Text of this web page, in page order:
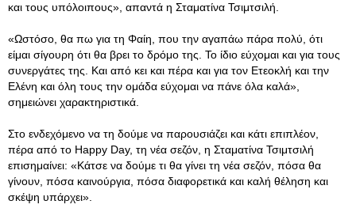
και τους υπόλοιπους», απαντά η Σταματίνα Τσιμτσιλή.
«Ωστόσο, θα πω για τη Φαίη, που την αγαπάω πάρα πολύ, ότι
είμαι σίγουρη ότι θα βρει το δρόμο της. Το ίδιο εύχομαι και για τους
συνεργάτες της. Και από κει και πέρα και για τον Ετεοκλή και την
Ελένη και όλη τους την ομάδα εύχομαι να πάνε όλα καλά»,
σημειώνει χαρακτηριστικά.
Στο ενδεχόμενο να τη δούμε να παρουσιάζει και κάτι επιπλέον,
πέρα από το Happy Day, τη νέα σεζόν, η Σταματίνα Τσιμτσιλή
επισημαίνει: «Κάτσε να δούμε τι θα γίνει τη νέα σεζόν, πόσα θα
γίνουν, πόσα καινούργια, πόσα διαφορετικά και καλή θέληση και
σκέψη υπάρχει».